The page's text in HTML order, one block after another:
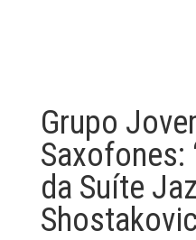
Grupo
Saxofones:
da Suíte